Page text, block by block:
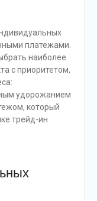
платежами.
наиболее
с приоритетом,
удорожанием
который
трейд-ин